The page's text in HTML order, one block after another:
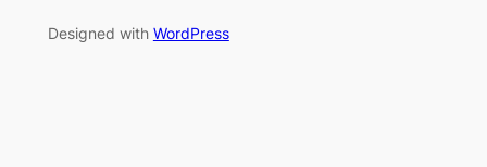
Designed with WordPress